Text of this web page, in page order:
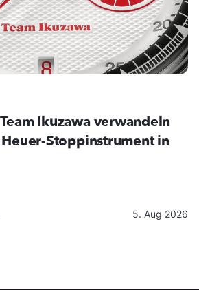
Ikuzawa verwandeln
Stoppinstrument in
5. Aug 2026